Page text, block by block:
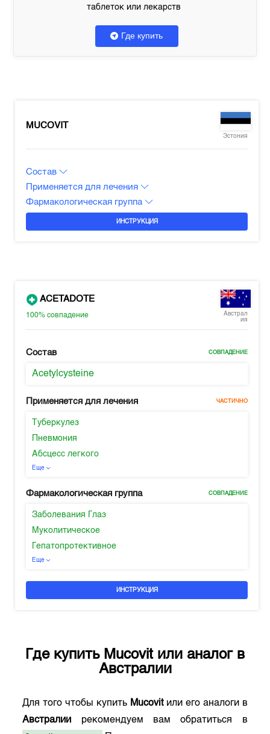
таблеток или лекарств
Где купить
MUCOVIT
Эстония
Состав
Применяется для лечения
Фармакологическая группа
ИНСТРУКЦИЯ
ACETADOTE
100%совпадение
Австрал
ия
Состав СОВПАДЕНИЕ
Acetylcysteine
Применяется для лечения ЧАСТИЧНО
Туберкулез
Пневмония
Абсцесс легкого
Еще
Фармакологическая группа СОВПАДЕНИЕ
Заболевания Глаз
Муколитическое
Гепатопротективное
Еще
ИНСТРУКЦИЯ
Где купить Mucovitили аналог в
Австралии
Для того чтобы купить Mucovitили его аналоги в
Австралии рекомендуем вам обратиться в